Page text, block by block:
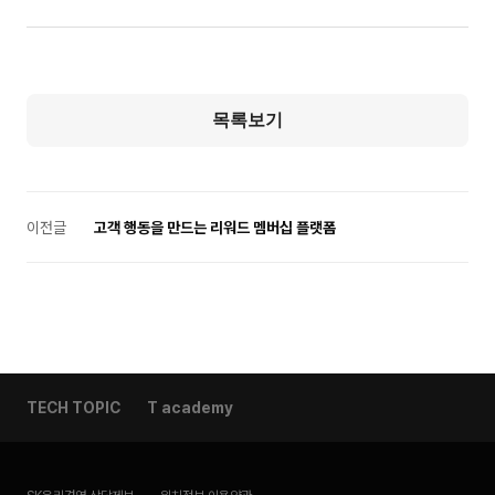
목록보기
이전글 고객 행동을 만드는 리워드 멤버십 플랫폼
TECH TOPIC T academy